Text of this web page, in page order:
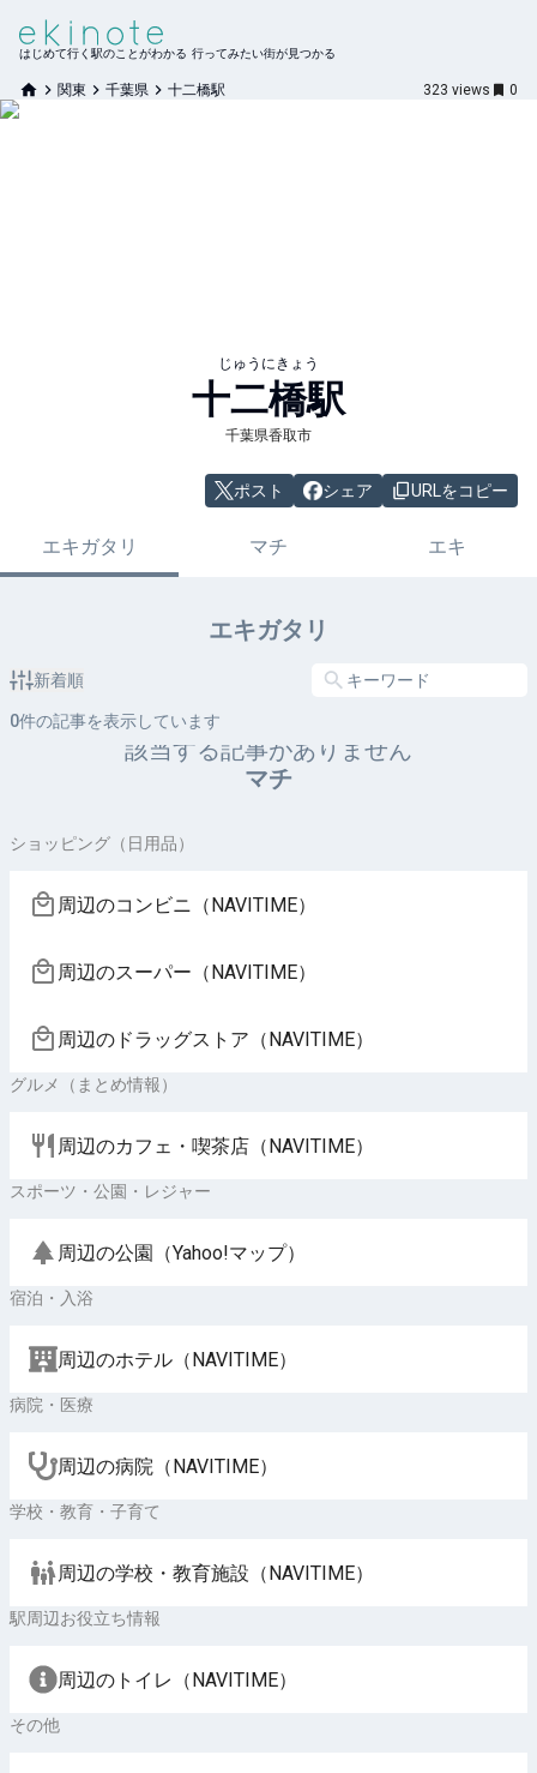
はじめて行く駅のことがわかる 行ってみたい街が見つかる
関東 千葉県 十二橋駅 323 views 0
じゅうにきょう
十二橋駅
千葉県香取市
ポスト シェア URLをコピー
エキガタリ マチ エキ
エキガタリ
新着順
0件の記事を表示しています
該当する記事がありません
マチ
ショッピング（日用品）
周辺のコンビニ（NAVITIME）
周辺のスーパー（NAVITIME）
周辺のドラッグストア（NAVITIME）
グルメ（まとめ情報）
周辺のカフェ・喫茶店（NAVITIME）
スポーツ・公園・レジャー
周辺の公園（Yahoo!マップ）
宿泊・入浴
周辺のホテル（NAVITIME）
病院・医療
周辺の病院（NAVITIME）
学校・教育・子育て
周辺の学校・教育施設（NAVITIME）
駅周辺お役立ち情報
周辺のトイレ（NAVITIME）
その他